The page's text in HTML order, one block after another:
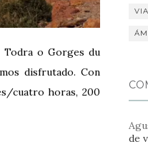
Todra o Gorges du
disfrutado. Con
cuatro horas, 200
de